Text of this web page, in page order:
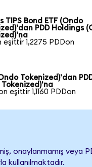
TIPS Bond ETF (Ondo
PDD Holdings
eşittir 1,2275 PDDon
Tokenized)'dan
Tokenized)'na
eşittir 1,1160 PDDon
onaylanmamış veya
kullanılmaktadır.